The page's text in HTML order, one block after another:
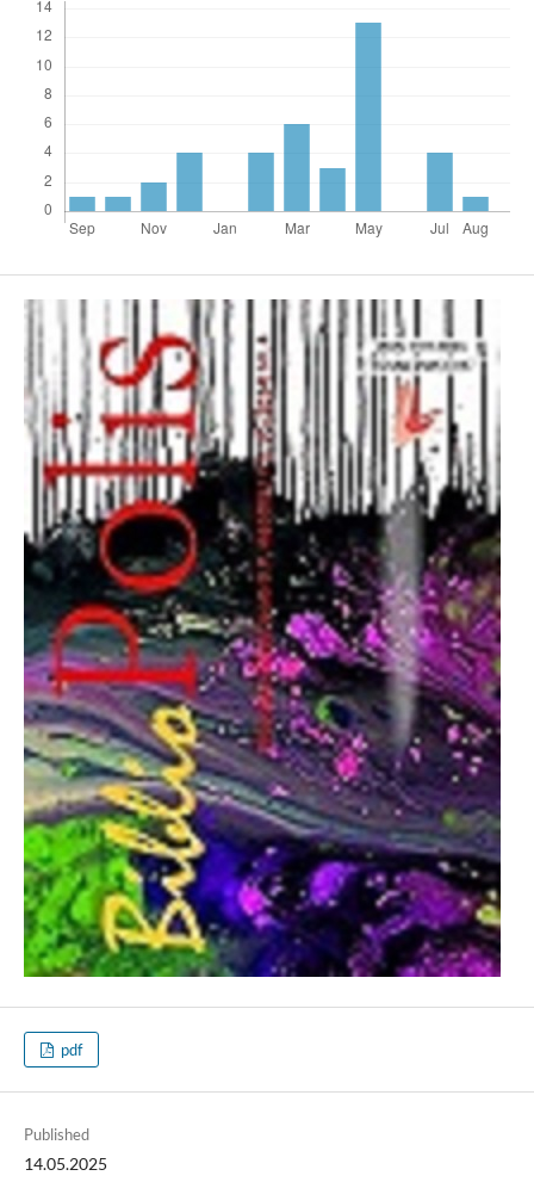
pdf
Published
14.05.2025